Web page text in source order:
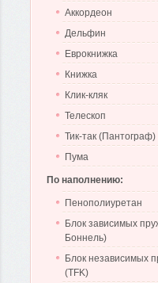
Аккордеон
Дельфин
Еврокнижка
Книжка
Клик-кляк
Телескоп
Тик-так (Пантограф)
Пума
По наполнению:
Пенополиуретан
Блок зависимых
Боннель)
Блок независимых
(TFK)